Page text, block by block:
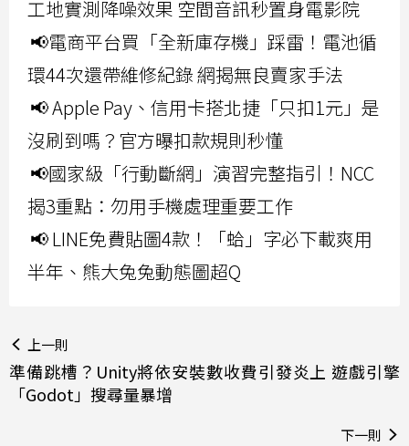
工地實測降噪效果 空間音訊秒置身電影院
📢電商平台買「全新庫存機」踩雷！電池循
環44次還帶維修紀錄 網揭無良賣家手法
📢 Apple Pay、信用卡搭北捷「只扣1元」是
沒刷到嗎？官方曝扣款規則秒懂
📢國家級「行動斷網」演習完整指引！NCC
揭3重點：勿用手機處理重要工作
📢 LINE免費貼圖4款！「蛤」字必下載爽用
半年、熊大兔兔動態圖超Q
上一則
準備跳槽？Unity將依安裝數收費引發炎上 遊戲引擎
「Godot」搜尋量暴增
下一則